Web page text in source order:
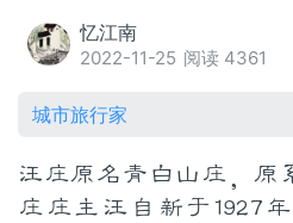
忆江南
2022-11-25 阅读 4361
城市旅行家
汪庄原名青白山庄，原
庄庄主汪自新于1927